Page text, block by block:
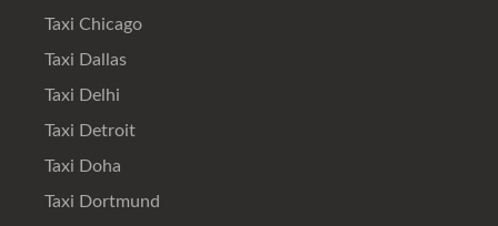
Taxi Chicago
Taxi Dallas
Taxi Delhi
Taxi Detroit
Taxi Doha
Taxi Dortmund